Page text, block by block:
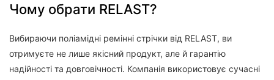
Чому обрати RELAST?
Вибираючи поліамідні ремінні стрічки від RELAST, ви
отримуєте не лише якісний продукт, але й гарантію
надійності та довговічності. Компанія використовує сучасні